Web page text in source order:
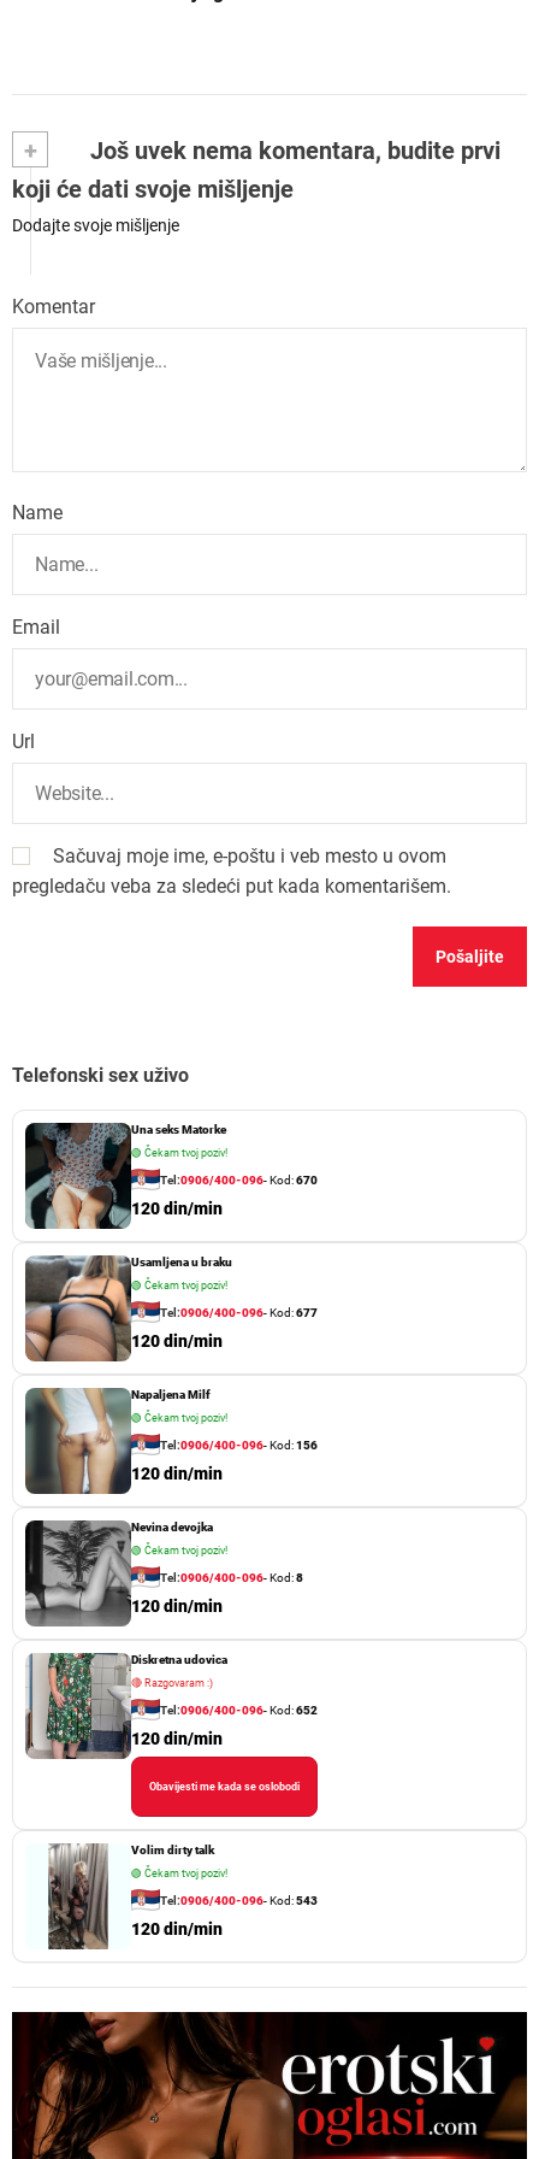
+
Još uvek nema komentara, budite prvi
koji će dati svoje mišljenje
Dodajte svoje mišljenje
Komentar
Name
Email
Url
Sačuvaj moje ime, e-poštu i veb mesto u ovom
pregledaču veba za sledeći put kada komentarišem.
Telefonski sex uživo
Una seks Matorke
🟢 Čekam tvoj poziv!
Tel:0906/400-096- Kod:670
120 din/min
Usamljena u braku
🟢 Čekam tvoj poziv!
Tel:0906/400-096- Kod:677
120 din/min
Napaljena Milf
🟢 Čekam tvoj poziv!
Tel:0906/400-096- Kod:156
120 din/min
Nevina devojka
🟢 Čekam tvoj poziv!
Tel:0906/400-096- Kod:8
120 din/min
Diskretna udovica
🔴Razgovaram :)
Tel:0906/400-096- Kod:652
120 din/min
Obavijesti me kada se oslobodi
Volim dirty talk
🟢 Čekam tvoj poziv!
Tel:0906/400-096- Kod:543
120 din/min